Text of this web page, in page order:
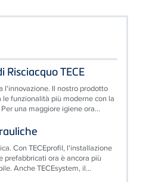
Risciacquo TECE
l'innovazione. Il nostro prodotto
le funzionalità più moderne con la
una maggiore igiene ora...
Con TECEprofil, l'installazione
prefabbricati ora è ancora più
Anche TECEsystem, il...